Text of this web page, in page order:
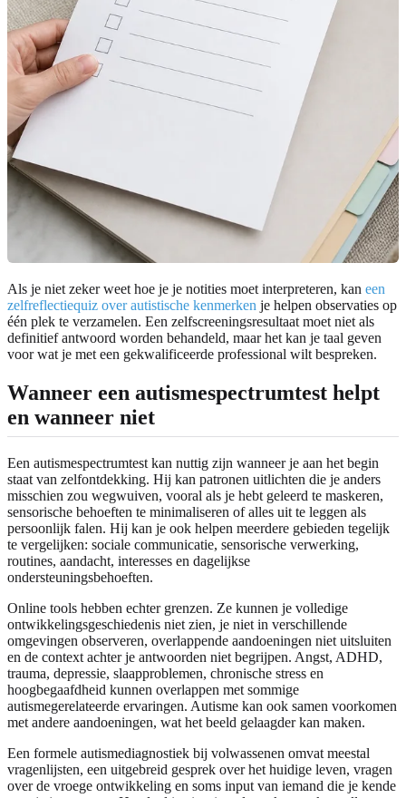
Als je niet zeker weet hoe je je notities moet interpreteren, kan een
zelfreflectiequiz over autistische kenmerken je helpen observaties op
één plek te verzamelen. Een zelfscreeningsresultaat moet niet als
definitief antwoord worden behandeld, maar het kan je taal geven
voor wat je met een gekwalificeerde professional wilt bespreken.
Wanneer een autismespectrumtest helpt
en wanneer niet
Een autismespectrumtest kan nuttig zijn wanneer je aan het begin
staat van zelfontdekking. Hij kan patronen uitlichten die je anders
misschien zou wegwuiven, vooral als je hebt geleerd te maskeren,
sensorische behoeften te minimaliseren of alles uit te leggen als
persoonlijk falen. Hij kan je ook helpen meerdere gebieden tegelijk
te vergelijken: sociale communicatie, sensorische verwerking,
routines, aandacht, interesses en dagelijkse
ondersteuningsbehoeften.
Online tools hebben echter grenzen. Ze kunnen je volledige
ontwikkelingsgeschiedenis niet zien, je niet in verschillende
omgevingen observeren, overlappende aandoeningen niet uitsluiten
en de context achter je antwoorden niet begrijpen. Angst, ADHD,
trauma, depressie, slaapproblemen, chronische stress en
hoogbegaafdheid kunnen overlappen met sommige
autismegerelateerde ervaringen. Autisme kan ook samen voorkomen
met andere aandoeningen, wat het beeld gelaagder kan maken.
Een formele autismediagnostiek bij volwassenen omvat meestal
vragenlijsten, een uitgebreid gesprek over het huidige leven, vragen
over de vroege ontwikkeling en soms input van iemand die je kende